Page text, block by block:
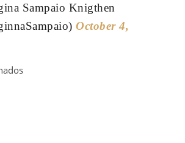
Sampaio Knigthen
October 4,